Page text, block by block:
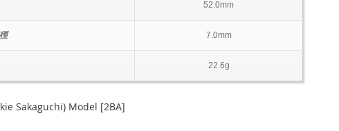
52.0mm
7.0mm
22.6g
Sakaguchi) Model [2BA]